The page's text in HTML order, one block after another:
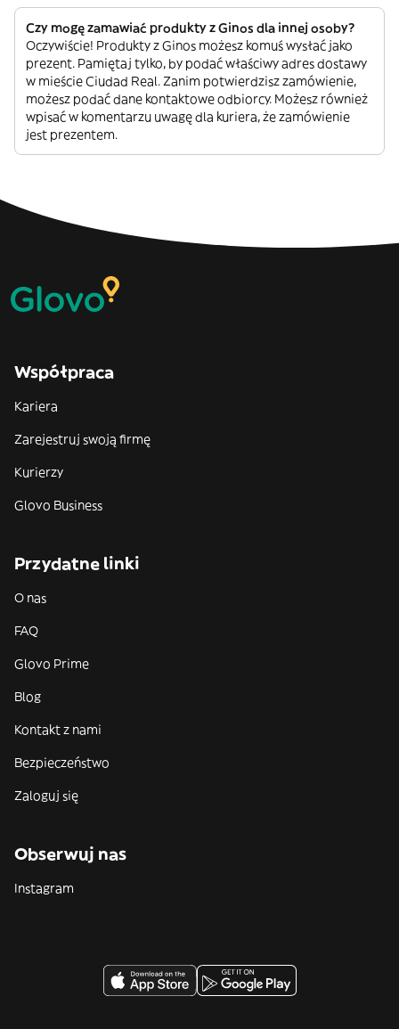
Czy mogę zamawiać produkty z Ginos dla innej osoby?
Oczywiście! Produkty z Ginos możesz komuś wysłać jako
prezent. Pamiętaj tylko, by podać właściwy adres dostawy
w mieście Ciudad Real. Zanim potwierdzisz zamówienie,
możesz podać dane kontaktowe odbiorcy. Możesz również
wpisać w komentarzu uwagę dla kuriera, że zamówienie
jest prezentem.
Współpraca
Kariera
Zarejestruj swoją firmę
Kurierzy
Glovo Business
Przydatne linki
O nas
FAQ
Glovo Prime
Blog
Kontakt z nami
Bezpieczeństwo
Zaloguj się
Obserwuj nas
Instagram